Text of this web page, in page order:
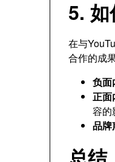
5.
在与
合作的成
负面
正面
容的
品牌